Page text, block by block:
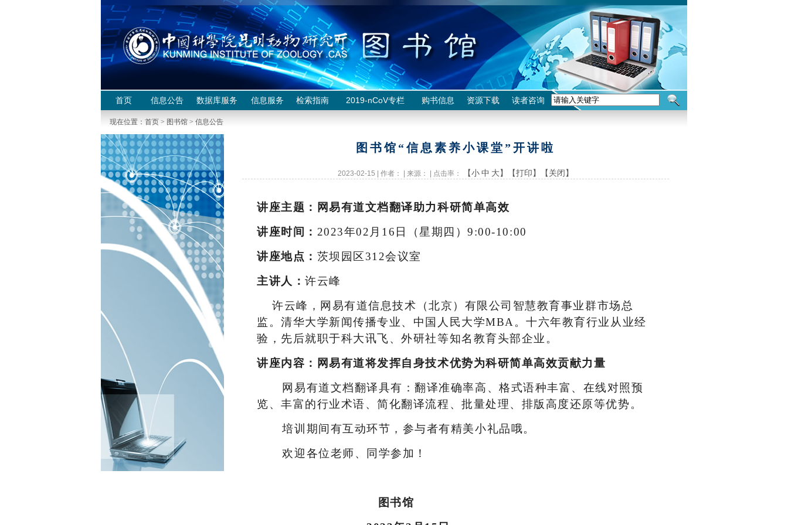
首页 信息公告 数据库服务 信息服务 检索指南 2019-nCoV专栏 购书信息 资源下载 读者咨询
现在位置： 首页 > 图书馆 > 信息公告
图书馆“信息素养小课堂”开讲啦
2023-02-15 | 作者： | 来源： | 点击率： 【小 中 大】 【打印】 【关闭】
讲座主题：网易有道文档翻译助力科研简单高效
讲座时间： 2023年02 月 16 日（星期四）9:00-10:00
讲座地点： 茨坝园区 312会议室
主讲人：许云峰
许云峰，网易有道信息技术（北京）有限公司智慧教育事业群市场总
监。清华大学新闻传播专业、中国人民大学MBA 。十六年教育行业从业经
验，先后就职于科大讯飞、外研社等知名教育头部企业。
讲座内容：网易有道将发挥自身技术优势为科研简单高效贡献力量
网易有道文档翻译具有：翻译准确率高、格式语种丰富、在线对照预
览、丰富的行业术语、简化翻译流程、批量处理、排版高度还原等优势。
培训期间有互动环节，参与者有精美小礼品哦。
欢迎各位老师、同学参加！
图书馆